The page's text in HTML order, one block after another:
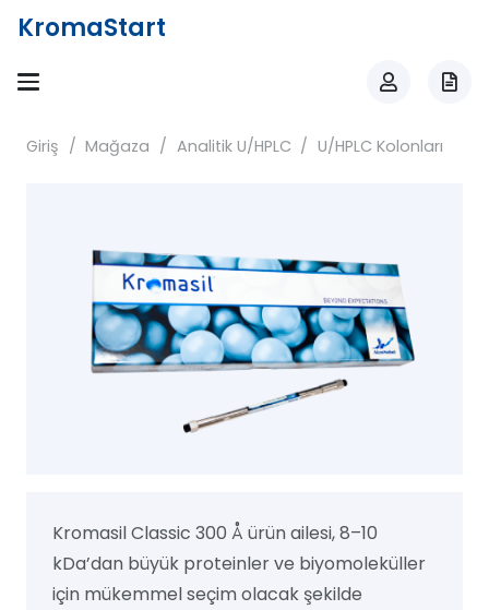
KromaStart
Giriş / Mağaza / Analitik U/HPLC / U/HPLC Kolonları
Kromasil Classic 300 Å ürün ailesi, 8–10
kDa’dan büyük proteinler ve biyomoleküller
için mükemmel seçim olacak şekilde